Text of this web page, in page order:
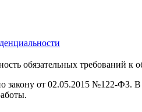
обязательных требований
закону от 02.05.2015 №122-